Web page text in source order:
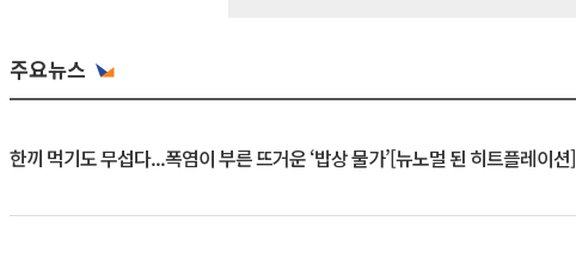
주요뉴스
한끼 먹기도 무섭다...폭염이 부른 뜨거운 ‘밥상 물가’[뉴노멀 된 히트플레이션]